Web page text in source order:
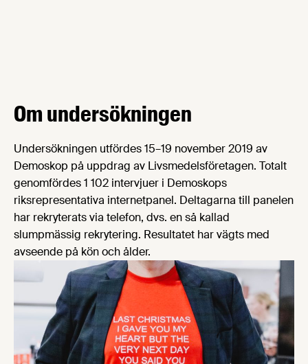
Om undersökningen
Undersökningen utfördes 15–19 november 2019 av
Demoskop på uppdrag av Livsmedelsföretagen. Totalt
genomfördes 1 102 intervjuer i Demoskops
riksrepresentativa internetpanel. Deltagarna till panelen
har rekryterats via telefon, dvs. en så kallad
slumpmässig rekrytering. Resultatet har vägts med
avseende på kön och ålder.